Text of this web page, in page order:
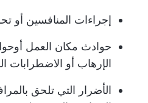
إجراءات المنافسين أو
حوادث مكان العمل أو
الإرهاب أو الاضطرابات
الأضرار التي تلحق